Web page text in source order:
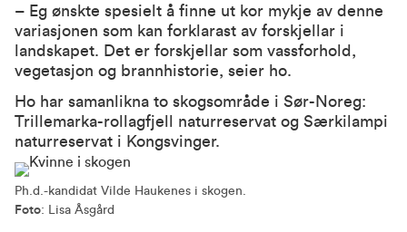
– Eg ønskte spesielt å finne ut kor mykje av denne
variasjonen som kan forklarast av forskjellar i
landskapet. Det er forskjellar som vassforhold,
vegetasjon og brannhistorie, seier ho.
Ho har samanlikna to skogsområde i Sør-Noreg:
Trillemarka-rollagfjell naturreservat og Særkilampi
naturreservat i Kongsvinger.
Ph.d.-kandidat Vilde Haukenes i skogen.
Foto: Lisa Åsgård